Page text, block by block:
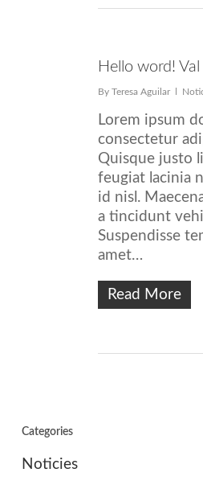
Hello word! Val
By Teresa Aguilar
Lorem ipsum
consectetur
Quisque justo
feugiat lacinia
id nisl.
a tincidunt
Suspendisse
amet…
Read More
Categories
Noticies